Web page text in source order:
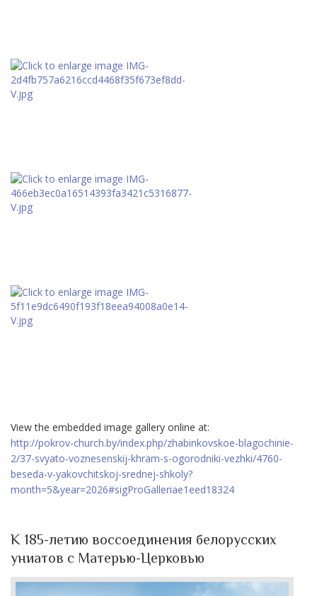
View the embedded image gallery online at:
http://pokrov-church.by/index.php/zhabinkovskoe-blagochinie-
2/37-svyato-voznesenskij-khram-s-ogorodniki-vezhki/4760-
beseda-v-yakovchitskoj-srednej-shkoly?
month=5&year=2026#sigProGalleriae1eed18324
К 185-летию воссоединения белорусских
униатов с Матерью-Церковью